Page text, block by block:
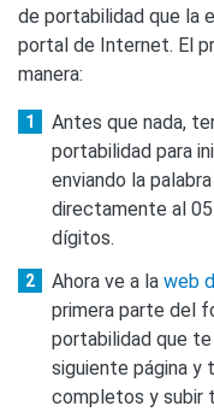
de portabilidad que la
portal de Internet. El
manera:
Antes que nada,
portabilidad para
enviando la
directamente al
dígitos.
Ahora ve a la web
primera parte del
portabilidad que te
siguiente página y
completos y subir